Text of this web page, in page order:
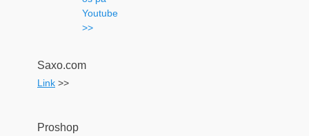
Saxo.com
Link >>
Proshop